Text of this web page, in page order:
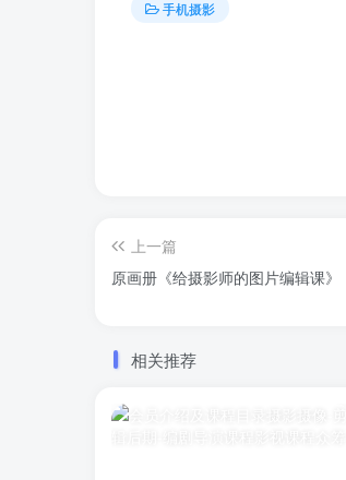
手机摄影
上一篇
原画册《给摄影师的图片编辑课》
相关推荐